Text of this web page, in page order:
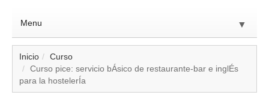
Menu ▼
Inicio
Curso
Curso pice: servicio bÁsico de restaurante-bar e inglÉs
para la hostelerÍa